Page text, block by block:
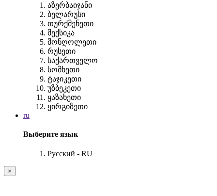
აზერბაიჯანი
ბელარუსი
თურქმენეთი
მექსიკა
მონღოლეთი
რუსეთი
საქართველო
სომხეთი
ტაჯიკეთი
უზბეკეთი
ყაზახეთი
ყირგიზეთი
ru
Выберите язык
Русский - RU
×